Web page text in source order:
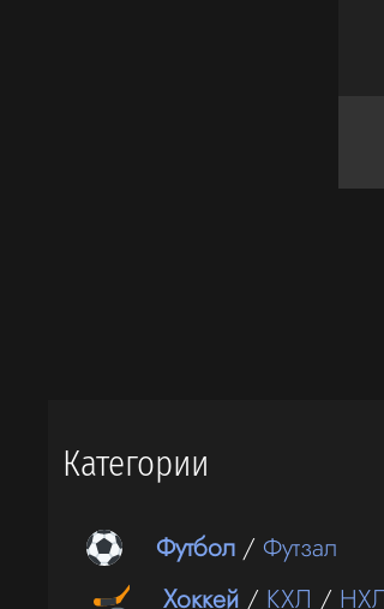
Категории
Футбол /Футзал
Хоккей / КХЛ /